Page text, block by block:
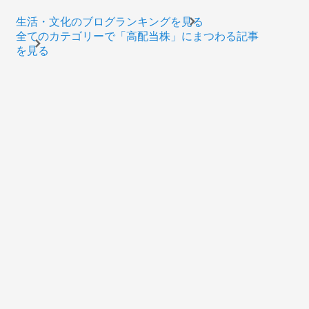
生活・文化のブログランキングを見る
全てのカテゴリーで「高配当株」にまつわる記事
を見る